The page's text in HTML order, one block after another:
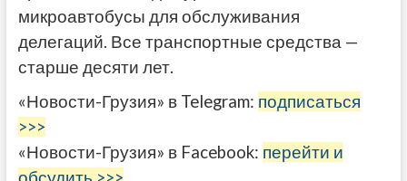
микроавтобусы для обслуживания
делегаций. Все транспортные средства —
старше десяти лет.
«Новости-Грузия» в Telegram: подписаться
>>>
«Новости-Грузия» в Facebook: перейти и